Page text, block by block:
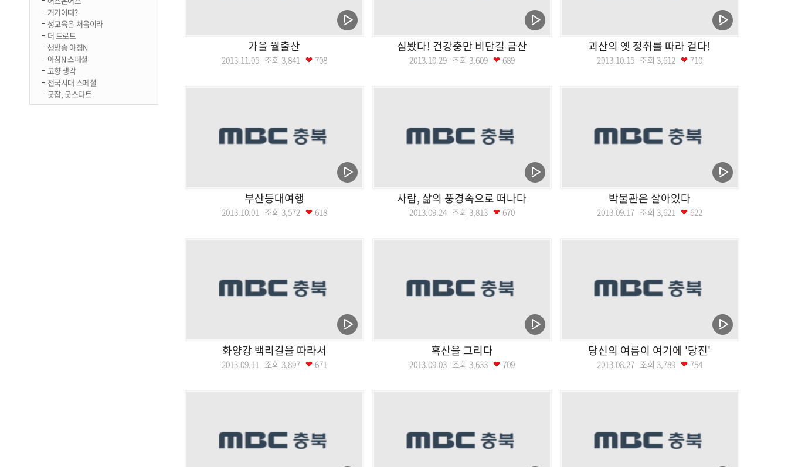
거기어때?
성교육은 처음이라
더 트로트
생방송 아침N
아침N 스페셜
고향 생각
전국시대 스페셜
굿잡, 굿스타트
가을 월출산
2013.11.05 조회 3,841 708
심봤다! 건강충만 비단길 금산
2013.10.29 조회 3,609 689
괴산의 옛 정취를 따라 걷다!
2013.10.15 조회 3,612 710
부산등대여행
2013.10.01 조회 3,572 618
사람, 삶의 풍경속으로 떠나다
2013.09.24 조회 3,813 670
박물관은 살아있다
2013.09.17 조회 3,621 622
화양강 백리길을 따라서
2013.09.11 조회 3,897 671
흑산을 그리다
2013.09.03 조회 3,633 709
당신의 여름이 여기에 '당진'
2013.08.27 조회 3,789 754